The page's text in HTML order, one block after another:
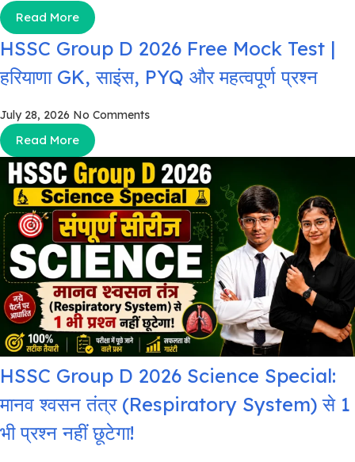
Read More
HSSC Group D 2026 Free Mock Test |
हरियाणा GK, साइंस, PYQ और महत्वपूर्ण प्रश्न
July 28, 2026 No Comments
Read More
HSSC Group D 2026 Science Special:
मानव श्वसन तंत्र (Respiratory System) से 1
भी प्रश्न नहीं छूटेगा!